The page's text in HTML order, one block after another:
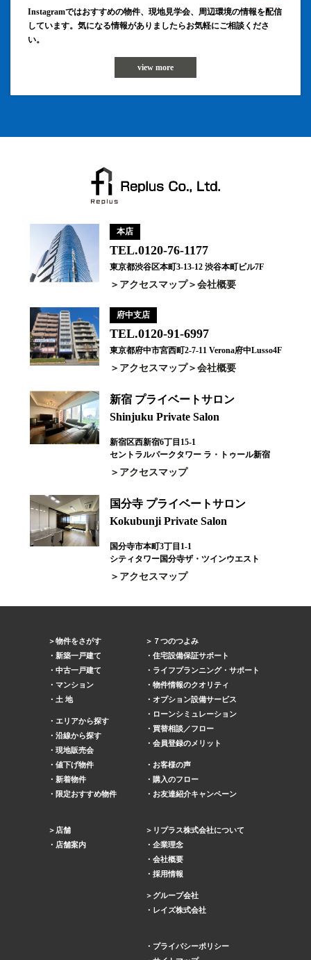
Instagramではおすすめの物件、現地見学会、周辺環境の情報を配信
しています。気になる情報がありましたらお気軽にご相談くださ
い。
view more
本店
TEL.0120-76-1177
東京都渋谷区本町3-13-12 渋谷本町ビル7F
アクセスマップ 会社概要
府中支店
TEL.0120-91-6997
東京都府中市宮西町2-7-11 Verona府中Lusso4F
アクセスマップ 会社概要
新宿 プライベートサロン
Shinjuku Private Salon
新宿区西新宿6丁目15-1
セントラルパークタワー ラ・トゥール新宿
アクセスマップ
国分寺 プライベートサロン
Kokubunji Private Salon
国分寺市本町3丁目1-1
シティタワー国分寺ザ・ツインウエスト
アクセスマップ
物件をさがす
新築一戸建て
中古一戸建て
マンション
土 地
エリアから探す
沿線から探す
現地販売会
値下げ物件
新着物件
限定おすすめ物件
７つのつよみ
住宅設備保証サポート
ライフプランニング・サポート
物件情報のクオリティ
オプション設備サービス
ローンシミュレーション
買替相談／フロー
会員登録のメリット
お客様の声
購入のフロー
お友達紹介キャンペーン
店舗
店舗案内
リプラス株式会社について
企業理念
会社概要
採用情報
グループ会社
レイズ株式会社
プライバシーポリシー